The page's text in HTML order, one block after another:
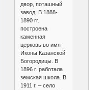
двор, поташный
завод. В 1888-
1890 гг.
построена
каменная
церковь во имя
Иконы Казанской
Богородицы. В
1896 г. работала
земская школа. В
1911 г. – село